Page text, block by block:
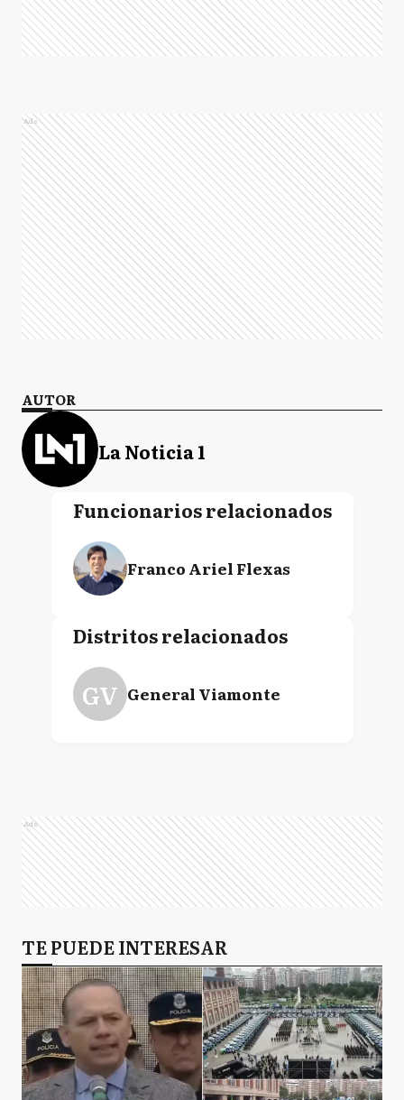
Ads
AUTOR
La Noticia 1
Funcionarios relacionados
Franco Ariel Flexas
Distritos relacionados
GV General Viamonte
Ads
TE PUEDE INTERESAR